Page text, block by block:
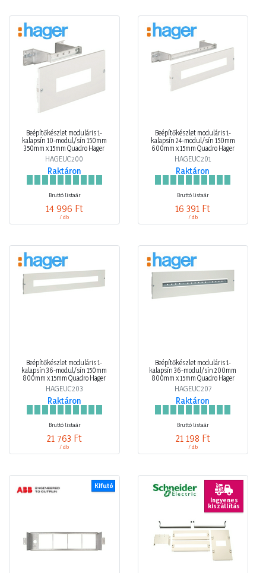
Beépítőkészlet moduláris 1-
kalapsín 10-modul/sín 150mm
350mm x 15mm Quadro Hager
HAGEUC200
Raktáron
Bruttó listaár
14 996 Ft
/ db
Beépítőkészlet moduláris 1-
kalapsín 24-modul/sín 150mm
600mm x 15mm Quadro Hager
HAGEUC201
Raktáron
Bruttó listaár
16 391 Ft
/ db
Beépítőkészlet moduláris 1-
kalapsín 36-modul/sín 150mm
800mm x 15mm Quadro Hager
HAGEUC203
Raktáron
Bruttó listaár
21 763 Ft
/ db
Beépítőkészlet moduláris 1-
kalapsín 36-modul/sín 200mm
800mm x 15mm Quadro Hager
HAGEUC207
Raktáron
Bruttó listaár
21 198 Ft
/ db
Kifutó
Ingyenes
kiszállítás